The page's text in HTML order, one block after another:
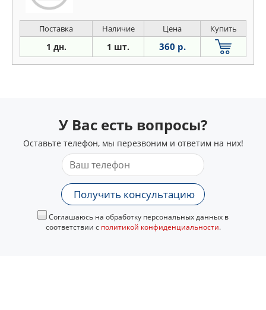
Поставка Наличие Цена Купить
1 дн. 1 шт. 360 р.
У Вас есть вопросы?
Оставьте телефон, мы перезвоним и ответим на них!
Получить консультацию
Соглашаюсь на обработку персональных данных в
соответствии с политикой конфиденциальности.